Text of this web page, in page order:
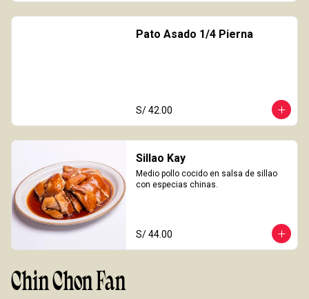
Pato Asado 1/4 Pierna
S/ 42.00
Sillao Kay
Medio pollo cocido en salsa de sillao
con especias chinas.
S/ 44.00
Chin Chon Fan